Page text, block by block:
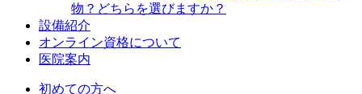
物？どちらを選びますか？
設備紹介
オンライン資格について
医院案内
初めての方へ